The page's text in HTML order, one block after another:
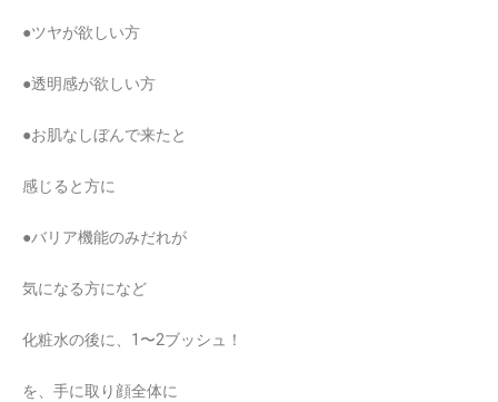
●ツヤが欲しい方
●透明感が欲しい方
●お肌なしぼんで来たと
感じると方に
●バリア機能のみだれが
気になる方になど
化粧水の後に、1〜2ブッシュ！
を、手に取り顔全体に